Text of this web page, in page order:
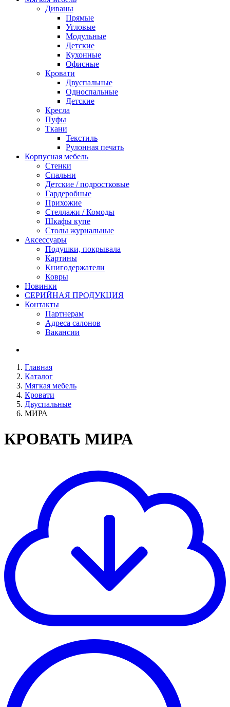
Диваны
Прямые
Угловые
Модульные
Детские
Кухонные
Офисные
Кровати
Двуспальные
Односпальные
Детские
Кресла
Пуфы
Ткани
Текстиль
Рулонная печать
Корпусная мебель
Стенки
Спальни
Детские / подростковые
Гардеробные
Прихожие
Стеллажи / Комоды
Шкафы купе
Столы журнальные
Аксессуары
Подушки, покрывала
Картины
Книгодержатели
Ковры
Новинки
СЕРИЙНАЯ ПРОДУКЦИЯ
Контакты
Партнерам
Адреса салонов
Вакансии
Главная
Каталог
Мягкая мебель
Кровати
Двуспальные
МИРА
КРОВАТЬ МИРА